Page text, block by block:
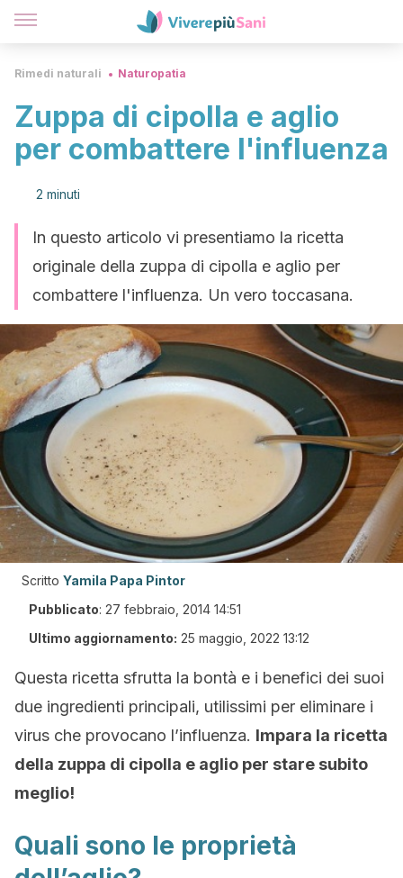
Rimedi naturali Naturopatia
Zuppa di cipolla e aglio
per combattere l'influenza
2 minuti
In questo articolo vi presentiamo la ricetta
originale della zuppa di cipolla e aglio per
combattere l'influenza. Un vero toccasana.
Scritto Yamila Papa Pintor
Pubblicato: 27 febbraio, 2014 14:51
Ultimo aggiornamento: 25 maggio, 2022 13:12
Questa ricetta sfrutta la bontà e i benefici dei suoi
due ingredienti principali, utilissimi per eliminare i
virus che provocano l’influenza. Impara la ricetta
della zuppa di cipolla e aglio per stare subito
meglio!
Quali sono le proprietà